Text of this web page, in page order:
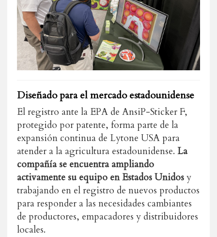
Diseñado para el mercado estadounidense
El registro ante la EPA de AnsiP-Sticker F,
protegido por patente, forma parte de la
expansión continua de Lytone USA para
atender a la agricultura estadounidense. La
compañía se encuentra ampliando
activamente su equipo en Estados Unidosy
trabajando en el registro de nuevos productos
para responder a las necesidades cambiantes
de productores, empacadores y distribuidores
locales.